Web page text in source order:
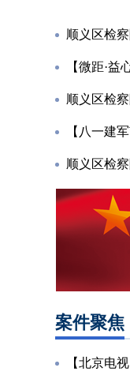
顺义区检
【微距·
顺义区检
【八一建
顺义区检
案件聚焦
【北京电